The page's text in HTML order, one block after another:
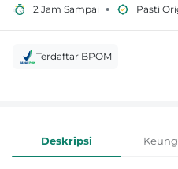
2 Jam Sampai • Pasti
Terdaftar BPOM
Informasi
Deskripsi